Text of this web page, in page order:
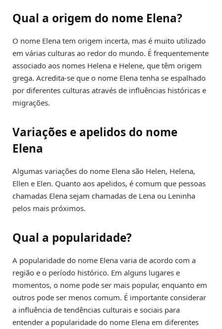
Qual a origem do nome Elena?
O nome Elena tem origem incerta, mas é muito utilizado
em várias culturas ao redor do mundo. É frequentemente
associado aos nomes Helena e Helene, que têm origem
grega. Acredita-se que o nome Elena tenha se espalhado
por diferentes culturas através de influências históricas e
migrações.
Variações e apelidos do nome
Elena
Algumas variações do nome Elena são Helen, Helena,
Ellen e Elen. Quanto aos apelidos, é comum que pessoas
chamadas Elena sejam chamadas de Lena ou Leninha
pelos mais próximos.
Qual a popularidade?
A popularidade do nome Elena varia de acordo com a
região e o período histórico. Em alguns lugares e
momentos, o nome pode ser mais popular, enquanto em
outros pode ser menos comum. É importante considerar
a influência de tendências culturais e sociais para
entender a popularidade do nome Elena em diferentes